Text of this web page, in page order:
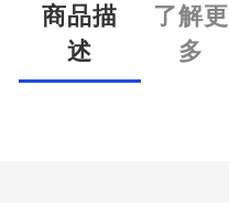
商品描
述
了解更
多